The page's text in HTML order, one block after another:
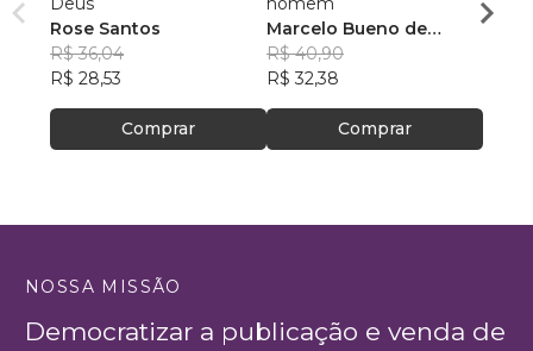
Rose Santos
R$ 36,04
R$ 28,53
Comprar
Marcelo Bueno de
Oliveira
R$ 40,90
R$ 32,38
Comprar
NOSSA MISSÃO
Democratizar a publicação e venda de